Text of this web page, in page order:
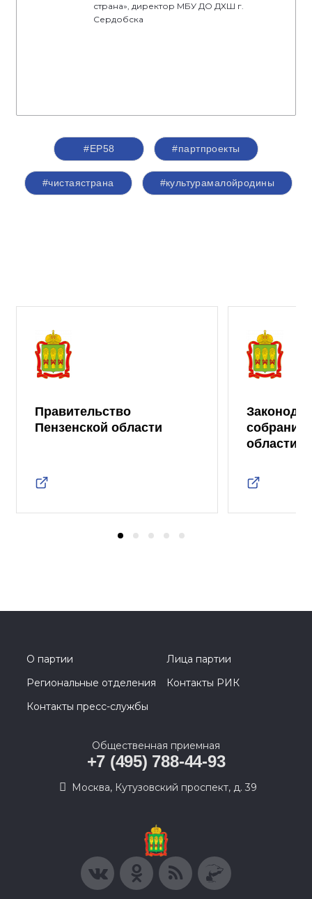
страна», директор МБУ ДО ДХШ г.
Сердобска
#ЕР58 #партпроекты
#чистаястрана #культурамалойродины
Правительство
Пензенской области
собрание
области
О партии
Лица партии
Региональные отделения
Контакты РИК
Контакты пресс-службы
Общественная приемная
+7 (495) 788-44-93
Москва, Кутузовский проспект, д. 39